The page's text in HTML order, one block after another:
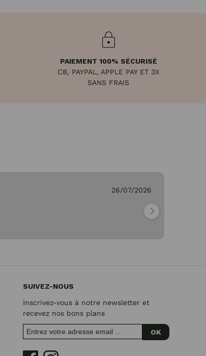
PAIEMENT 100% SÉCURISÉ
CB, PAYPAL, APPLE PAY ET 3X
SANS FRAIS
26/07/2026
SUIVEZ-NOUS
Inscrivez-vous à notre newsletter et
recevez nos bons plans
OK